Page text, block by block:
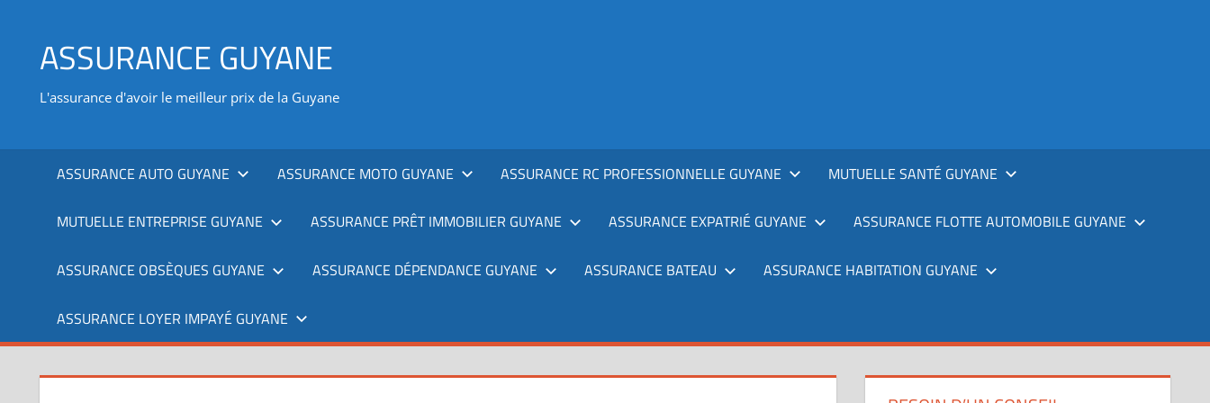
contenuASSURANCE GUYANE
L'assurance d'avoir le meilleur prix de la Guyane
ASSURANCE AUTO GUYANE ASSURANCE MOTO GUYANE ASSURANCE RC PROFESSIONNELLE GUYANE MUTUELLE SANTÉ GUYANE
MUTUELLE ENTREPRISE GUYANE ASSURANCE PRÊT IMMOBILIER GUYANE ASSURANCE EXPATRIÉ GUYANE ASSURANCE FLOTTE AUTOMOBILE GUYANE
ASSURANCE OBSÈQUES GUYANE ASSURANCE DÉPENDANCE GUYANE ASSURANCE BATEAU ASSURANCE HABITATION GUYANE
ASSURANCE LOYER IMPAYÉ GUYANE